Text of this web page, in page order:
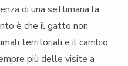
di una settimana la
è che il gatto non
territoriali e il cambio
più delle visite a